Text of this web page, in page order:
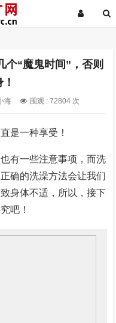
个“魔鬼时间”，否则
海 围观 : 72804 次
是一种享受！
有一些注意事项，而洗
确的洗澡方法会让我们
身体不适，所以，接下
吧！